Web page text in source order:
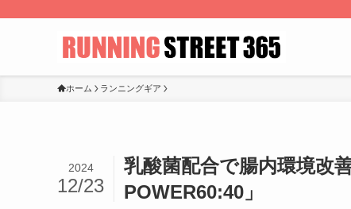
ホーム ランニングギア
乳酸菌配合で腸内環境改
POWER60:40」
2024
12/23